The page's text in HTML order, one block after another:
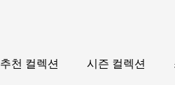
추천 컬렉션 시즌 컬렉션